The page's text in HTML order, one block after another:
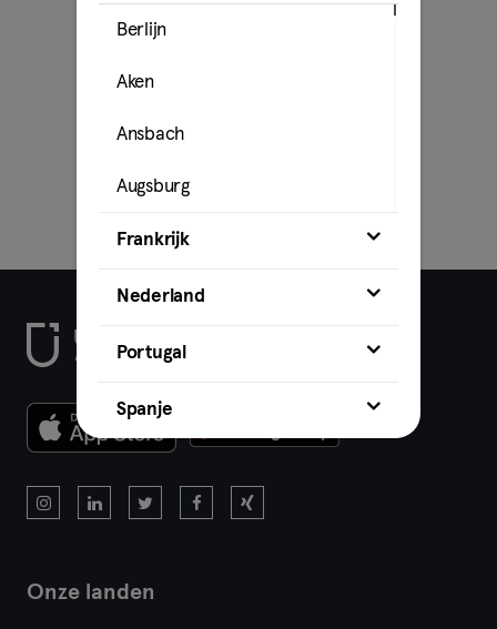
Berlijn
Aken
Ansbach
Augsburg
Bamberg
Bielefeld
Bochum
Brunswick
Bremen
Cottbus
Frankrijk
Nederland
Portugal
Spanje
Onze landen